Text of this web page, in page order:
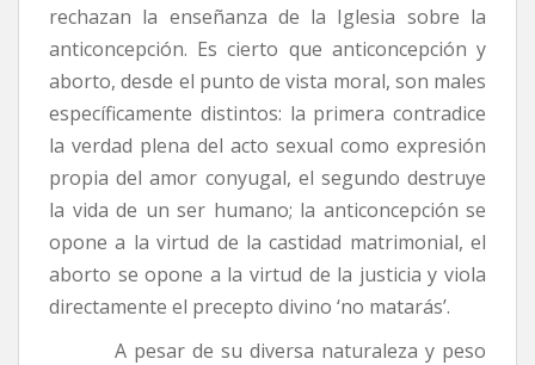
rechazan la enseñanza de la Iglesia sobre la
anticoncepción. Es cierto que anticoncepción y
aborto, desde el punto de vista moral, son males
específicamente distintos: la primera contradice
la verdad plena del acto sexual como expresión
propia del amor conyugal, el segundo destruye
la vida de un ser humano; la anticoncepción se
opone a la virtud de la castidad matrimonial, el
aborto se opone a la virtud de la justicia y viola
directamente el precepto divino ‘no matarás’.
A pesar de su diversa naturaleza y peso